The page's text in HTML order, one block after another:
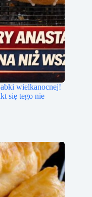
wielkanocnej!
się tego nie